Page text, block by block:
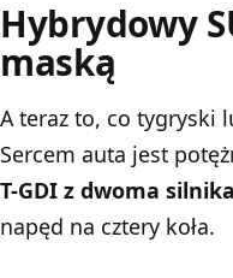
Hybrydowy
maską
A teraz to, co tygryski
Sercem auta jest
T-GDI z dwoma
napęd na cztery koła.